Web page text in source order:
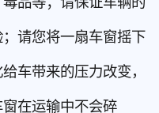
请您将一扇车窗摇下
车带来的压力改变，
在运输中不会碎